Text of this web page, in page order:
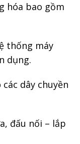
hóa bao gồm
thống máy
dụng.
dây chuyền
đấu nối – lắp